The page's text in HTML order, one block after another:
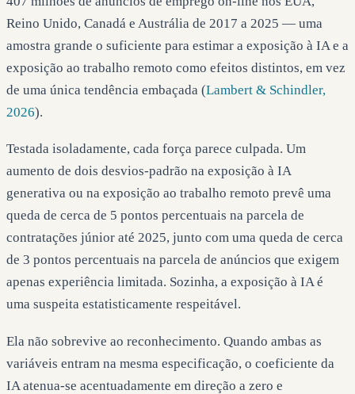
Reino Unido, Canadá e Austrália de 2017 a 2025 — uma
amostra grande o suficiente para estimar a exposição à IA e a
exposição ao trabalho remoto como efeitos distintos, em vez
de uma única tendência embaçada (Lambert & Schindler,
2026).
Testada isoladamente, cada força parece culpada. Um
aumento de dois desvios-padrão na exposição à IA
generativa ou na exposição ao trabalho remoto prevê uma
queda de cerca de 5 pontos percentuais na parcela de
contratações júnior até 2025, junto com uma queda de cerca
de 3 pontos percentuais na parcela de anúncios que exigem
apenas experiência limitada. Sozinha, a exposição à IA é
uma suspeita estatisticamente respeitável.
Ela não sobrevive ao reconhecimento. Quando ambas as
variáveis entram na mesma especificação, o coeficiente da
IA atenua-se acentuadamente em direção a zero e